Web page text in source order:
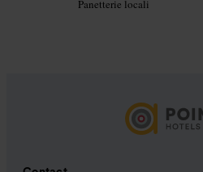
Panetterie locali